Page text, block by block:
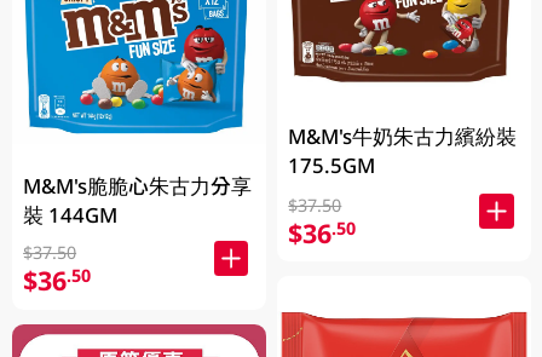
M&M's脆脆心朱古力分享
裝 144GM
$37.50
$36.50
M&M's牛奶朱古力繽紛裝
175.5GM
$37.50
$36.50